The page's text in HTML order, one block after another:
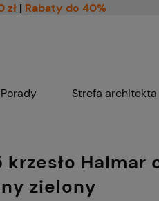
zł | Rabaty do 40%
Porady Strefa architekta
krzesło Halmar
zielony